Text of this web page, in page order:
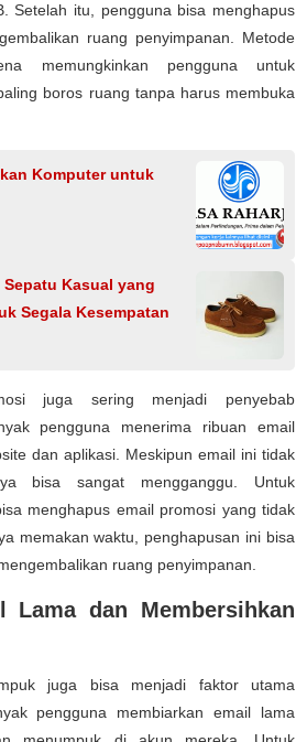
Setelah itu, pengguna bisa menghapus
ruang penyimpanan. Metode
memungkinkan pengguna untuk
boros ruang tanpa harus membuka
Komputer untuk
Kasual yang
Segala Kesempatan
juga sering menjadi penyebab
pengguna menerima ribuan email
dan aplikasi. Meskipun email ini tidak
bisa sangat mengganggu. Untuk
menghapus email promosi yang tidak
memakan waktu, penghapusan ini bisa
ruang penyimpanan.
Lama dan Membersihkan
juga bisa menjadi faktor utama
pengguna membiarkan email lama